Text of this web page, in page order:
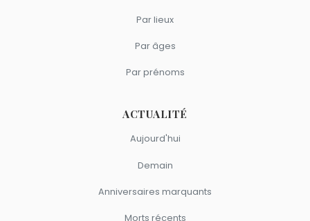
Par lieux
Par âges
Par prénoms
ACTUALITÉ
Aujourd'hui
Demain
Anniversaires marquants
Morts récents